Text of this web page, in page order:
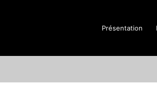
Présentation